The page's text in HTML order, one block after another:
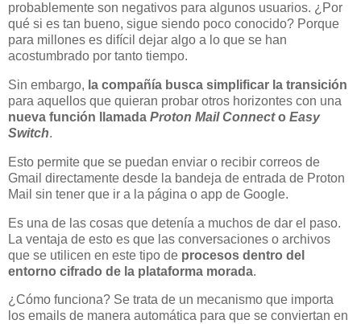
probablemente son negativos para algunos usuarios. ¿Por
qué si es tan bueno, sigue siendo poco conocido? Porque
para millones es difícil dejar algo a lo que se han
acostumbrado por tanto tiempo.
Sin embargo, la compañía busca simplificar la transición
para aquellos que quieran probar otros horizontes con una
nueva función llamada Proton Mail Connecto Easy
Switch.
Esto permite que se puedan enviar o recibir correos de
Gmail directamente desde la bandeja de entrada de Proton
Mail sin tener que ir a la página o app de Google.
Es una de las cosas que detenía a muchos de dar el paso.
La ventaja de esto es que las conversaciones o archivos
que se utilicen en este tipo de procesos dentro del
entorno cifrado de la plataforma morada.
¿Cómo funciona? Se trata de un mecanismo que importa
los emails de manera automática para que se conviertan en